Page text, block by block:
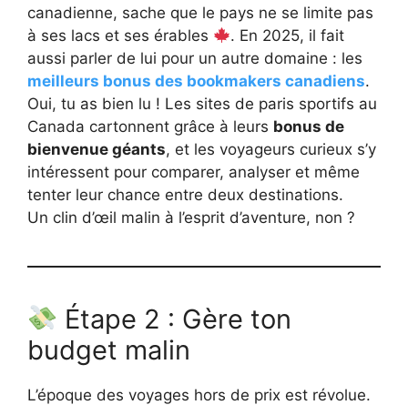
canadienne, sache que le pays ne se limite pas
à ses lacs et ses érables
. En 2025, il fait
aussi parler de lui pour un autre domaine : les
meilleurs bonus des bookmakers canadiens.
Oui, tu as bien lu ! Les sites de paris sportifs au
Canada cartonnent grâce à leurs bonus de
bienvenue géants, et les voyageurs curieux s’y
intéressent pour comparer, analyser et même
tenter leur chance entre deux destinations.
Un clin d’œil malin à l’esprit d’aventure, non ?
Étape 2 : Gère ton
budget malin
L’époque des voyages hors de prix est révolue.